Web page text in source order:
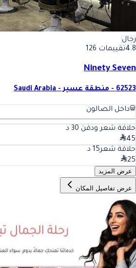
رجال
4.8تقييمات 126
Ninety Seven
62523 - منطقة عسير - Saudi Arabia
داخل الصالون
حلاقة شعر ودقن 30 د
45
حلاقة شعر15 د
25
عرض المزيد
عرض تفاصيل المكان